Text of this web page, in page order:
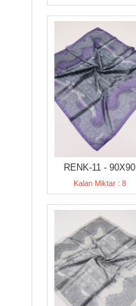
RENK-11 - 90X90
Kalan Miktar : 8